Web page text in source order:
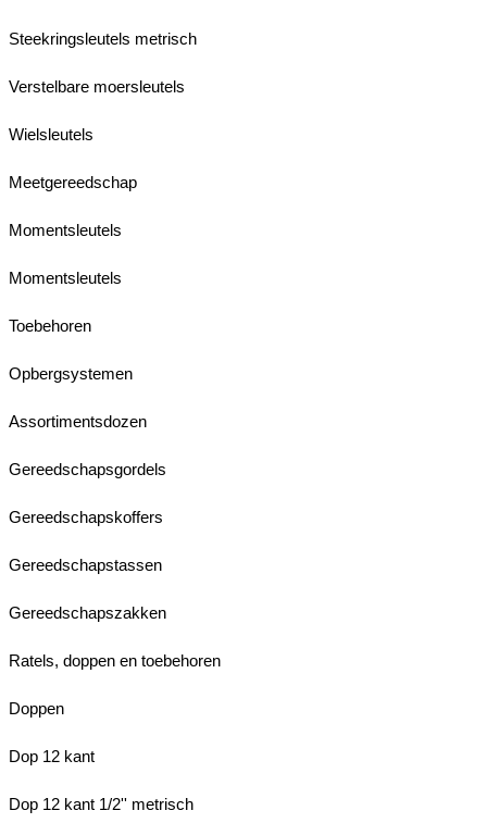
Steekringsleutels metrisch
Verstelbare moersleutels
Wielsleutels
Meetgereedschap
Momentsleutels
Momentsleutels
Toebehoren
Opbergsystemen
Assortimentsdozen
Gereedschapsgordels
Gereedschapskoffers
Gereedschapstassen
Gereedschapszakken
Ratels, doppen en toebehoren
Doppen
Dop 12 kant
Dop 12 kant 1/2'' metrisch